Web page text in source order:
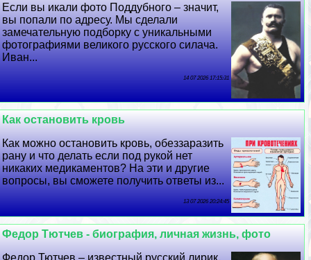
Если вы икали фото Поддубного – значит,
вы попали по адресу. Мы сделали
замечательную подборку с уникальными
фотографиями великого русского силача.
Иван...
14 07 2026 17:15:31
Как остановить кровь
Как можно остановить кровь, обеззаразить
рану и что делать если под рукой нет
никаких медикаментов? На эти и другие
вопросы, вы сможете получить ответы из...
13 07 2026 20:24:45
Федор Тютчев - биография, личная жизнь, фото
Федор Тютчев – известный русский лирик,